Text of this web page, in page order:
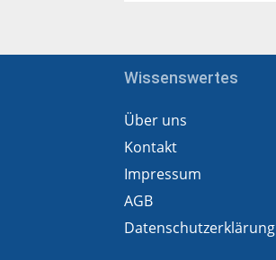
Wissenswertes
Über uns
Kontakt
Impressum
AGB
Datenschutzerklärung